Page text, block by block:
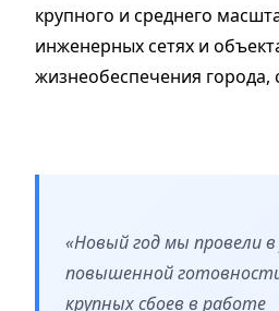
крупного и среднего
инженерных сетях и
жизнеобеспечения города,
«Новый год мы провели в
повышенной
крупных сбоев в работе